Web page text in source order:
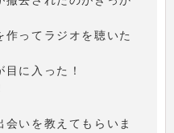
ってラジオを聴いた
に入った！
いを教えてもらいま